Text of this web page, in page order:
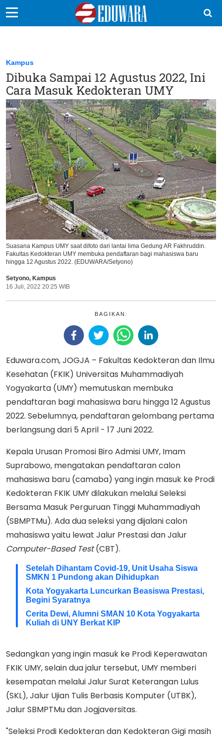
Sekolah Kita
Vokasi
Kampus
Idea
Sains
EduDana
Ikuti Kami di:
Kampus
Dibuka Sampai 12 Agustus 2022, Ini
Cara Masuk Kedokteran UMY
Suasana Kampus UMY saat difoto dari lantai lima Gedung AR Fakhruddin.
Fakultas Kedokteran UMY membuka pendaftaran bagi mahasiswa baru
hingga 12 Agustus 2022. (EDUWARA/Setyono)
Setyono, Kampus
16 Juli, 2022 20:25 WIB
BAGIKAN:
Eduwara.com, JOGJA – Fakultas Kedokteran dan Ilmu
Kesehatan (FKIK) Universitas Muhammadiyah
Yogyakarta (UMY) memutuskan membuka
pendaftaran bagi mahasiswa baru hingga 12 Agustus
2022. Sebelumnya, pendaftaran gelombang pertama
berlangsung dari 5 April - 17 Juni 2022.
Kepala Urusan Promosi Biro Admisi UMY, Imam
Suprabowo, mengatakan pendaftaran calon
mahasiswa baru (camaba) yang ingin masuk ke Prodi
Kedokteran FKIK UMY dilakukan melalui Seleksi
Bersama Masuk Perguruan Tinggi Muhammadiyah
(SBMPTMu). Ada dua seleksi yang dijalani calon
mahasiswa yaitu lewat Jalur Prestasi dan Jalur
Computer-Based Test(CBT).
Setelah Dihantam Covid-19, Unit Usaha Siswa
SMKN 1 Pundong akan Dihidupkan
Kota Yogyakarta Luncurkan Beasiswa Prestasi,
Begini Syaratnya
Cerita Dewi, Alumni SMAN 10 Kota Yogyakarta
Kuliah di UNY Berkat KIP
Sedangkan yang ingin masuk ke Prodi Keperawatan
FKIK UMY, selain dua jalur tersebut, UMY memberi
kesempatan melalui Jalur Surat Keterangan Lulus
(SKL), Jalur Ujian Tulis Berbasis Komputer (UTBK),
Jalur SBMPTMu dan Jogjaversitas.
"Seleksi Prodi Kedokteran dan Kedokteran Gigi masih